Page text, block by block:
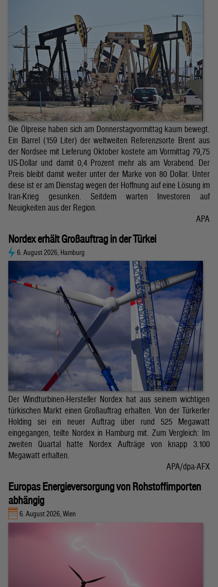
Die Ölpreise haben sich am Donnerstagvormittag kaum bewegt.
Ein Barrel (159 Liter) der weltweiten Referenzsorte Brent aus
der Nordsee mit Lieferung Oktober kostete am Vormittag 79,75
US-Dollar und damit 0,4 Prozent mehr als am Vorabend. Der
Preis bleibt damit weiter unter der Marke von 80 Dollar. Unter
diese ist er am Dienstag wegen der Hoffnung auf eine Lösung im
Iran-Krieg gesunken. Seitdem warten Investoren auf
Neuigkeiten aus der Region.
APA
Nordex erhält Großauftrag in der Türkei
6. August 2026, Hamburg
Der Windturbinen-Hersteller Nordex hat aus seinem wichtigen
türkischen Markt einen Großauftrag erhalten. Von der Türkerler
Holding sei ein neuer Auftrag über rund 525 Megawatt
eingegangen, teilte Nordex in Hamburg mit. Zum Vergleich: Im
zweiten Quartal hatte Nordex Aufträge von knapp 3.100
Megawatt erhalten.
APA/dpa-AFX
Europas Energieversorgung von Rohstoffimporten
abhängig
6. August 2026, Wien